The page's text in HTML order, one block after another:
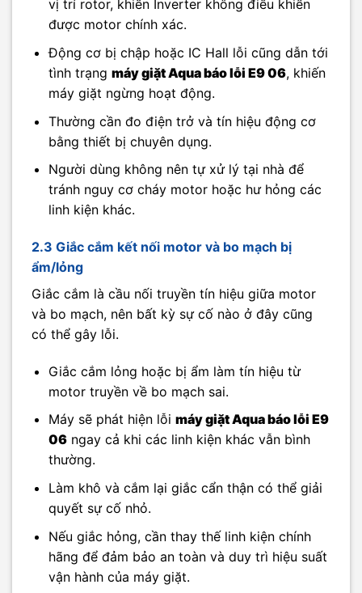
vị trí rotor, khiến Inverter không điều khiển
được motor chính xác.
Động cơ bị chập hoặc IC Hall lỗi cũng dẫn tới
tình trạng máy giặt Aqua báo lỗi E9 06, khiến
máy giặt ngừng hoạt động.
Thường cần đo điện trở và tín hiệu động cơ
bằng thiết bị chuyên dụng.
Người dùng không nên tự xử lý tại nhà để
tránh nguy cơ cháy motor hoặc hư hỏng các
linh kiện khác.
2.3 Giắc cắm kết nối motor và bo mạch bị
ẩm/lỏng
Giắc cắm là cầu nối truyền tín hiệu giữa motor
và bo mạch, nên bất kỳ sự cố nào ở đây cũng
có thể gây lỗi.
Giắc cắm lỏng hoặc bị ẩm làm tín hiệu từ
motor truyền về bo mạch sai.
Máy sẽ phát hiện lỗi máy giặt Aqua báo lỗi E9
06ngay cả khi các linh kiện khác vẫn bình
thường.
Làm khô và cắm lại giắc cẩn thận có thể giải
quyết sự cố nhỏ.
Nếu giắc hỏng, cần thay thế linh kiện chính
hãng để đảm bảo an toàn và duy trì hiệu suất
vận hành của máy giặt.